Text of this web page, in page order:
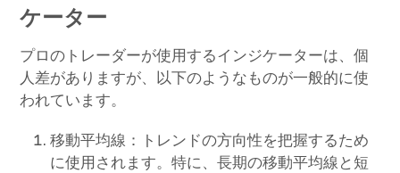
ケーター
プロのトレーダーが使用するインジケーターは、個
人差がありますが、以下のようなものが一般的に使
われています。
移動平均線：トレンドの方向性を把握するため
に使用されます。特に、長期の移動平均線と短